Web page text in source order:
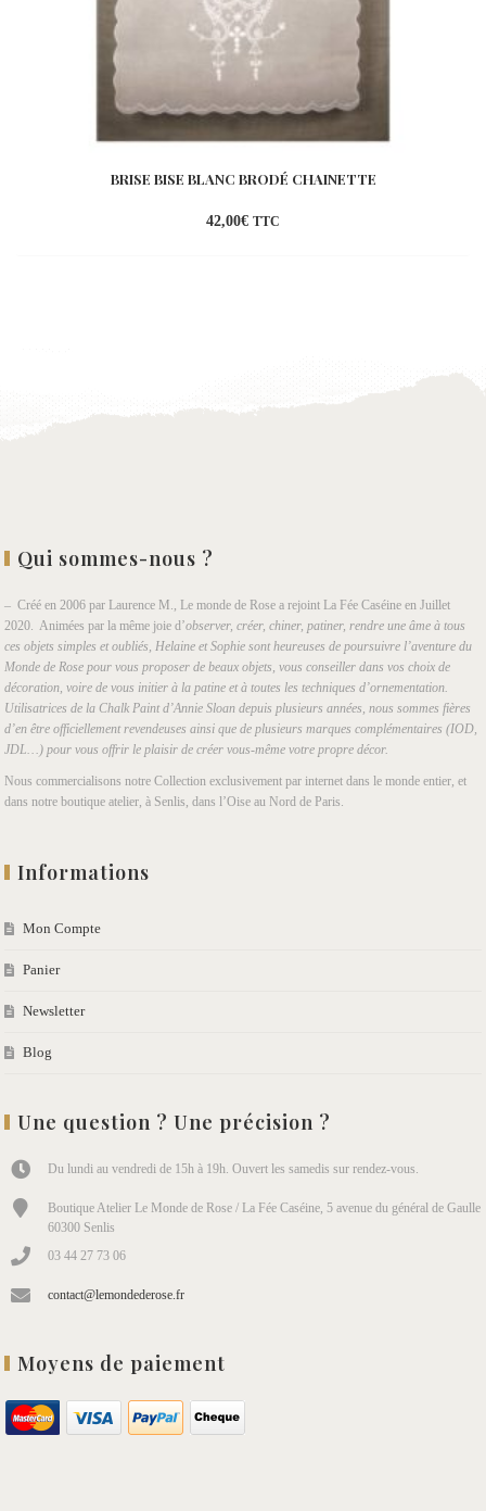
BRISE BISE BLANC BRODÉ CHAINETTE
42,00€ TTC
Qui sommes-nous ?
– Créé en 2006 par Laurence M., Le monde de Rose a rejoint La Fée Caséine en Juillet
2020. Animées par la même joie d’observer, créer, chiner, patiner, rendre une âme à tous
ces objets simples et oubliés, Helaine et Sophie sont heureuses de poursuivre l’aventure du
Monde de Rose pour vous proposer de beaux objets, vous conseiller dans vos choix de
décoration, voire de vous initier à la patine et à toutes les techniques d’ornementation.
Utilisatrices de la Chalk Paint d’Annie Sloan depuis plusieurs années, nous sommes fières
d’en être officiellement revendeuses ainsi que de plusieurs marques complémentaires (IOD,
JDL…) pour vous offrir le plaisir de créer vous-même votre propre décor.
Nous commercialisons notre Collection exclusivement par internet dans le monde entier, et
dans notre boutique atelier, à Senlis, dans l’Oise au Nord de Paris.
Informations
Mon Compte
Panier
Newsletter
Blog
Une question ? Une précision ?
Du lundi au vendredi de 15h à 19h. Ouvert les samedis sur rendez-vous.
Boutique Atelier Le Monde de Rose / La Fée Caséine, 5 avenue du général de Gaulle
60300 Senlis
03 44 27 73 06
contact@lemondederose.fr
Moyens de paiement